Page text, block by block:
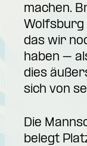
machen.
Wolfsburg
das wir
haben –
dies
sich von
Die
belegt